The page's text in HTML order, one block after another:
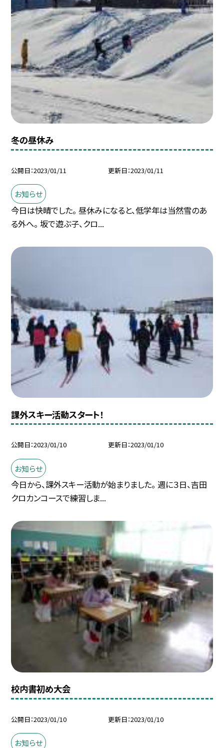
冬の昼休み
公開日 2023/01/11 更新日 2023/01/11
お知らせ
今日は快晴でした。 昼休みになると、低学年は当然雪のあ
る外へ。 坂で遊ぶ子、クロ...
課外スキー活動スタート！
公開日 2023/01/10 更新日 2023/01/10
お知らせ
今日から、課外スキー活動が始まりました。 週に３日、吉田
クロカンコースで練習しま...
校内書初め大会
公開日 2023/01/10 更新日 2023/01/10
お知らせ